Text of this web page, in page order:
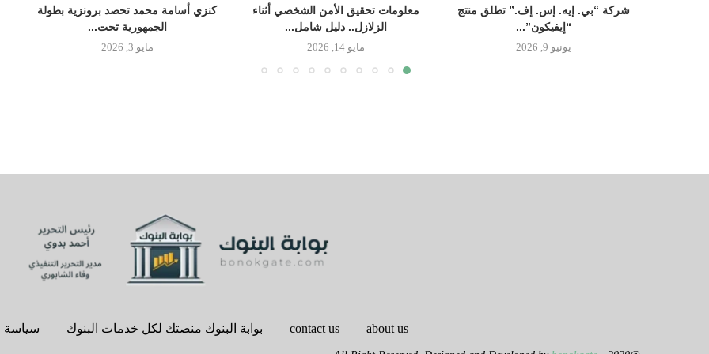
شركة “بي. إيه. إس. إف.” تطلق منتج
“إيفيكون”...
يونيو 9, 2026
معلومات تحقيق الأمن الشخصي أثناء
الزلازل.. دليل شامل...
مايو 14, 2026
كنزي أسامة محمد تحصد برونزية بطولة
الجمهورية تحت...
مايو 3, 2026
about us
contact us بوابة البنوك منصتك لكل خدمات البنوك سياسة